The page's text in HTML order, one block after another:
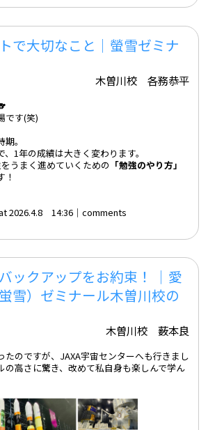
で大切なこと｜螢雪ゼミナ
木曽川校 各務恭平
です(笑)
。
1年の成績は大きく変わります。
うまく進めていくための 「勉強のやり方」
！
2026.4.8 14:36│ comments
ックアップをお約束！ ｜愛
雪）ゼミナール木曽川校の
木曽川校 薮本良
たのですが、JAXA宇宙センターへも行きまし
の高さに驚き、改めて私自身も楽しんで学ん